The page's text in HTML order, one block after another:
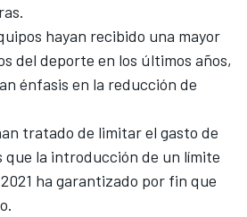
hayan recibido una mayor
del deporte en los últimos años,
énfasis en la reducción de
tratado de limitar el gasto de
que la introducción de un límite
ha garantizado por fin que